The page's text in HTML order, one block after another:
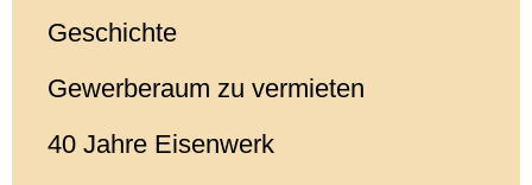
Geschichte
Gewerberaum zu vermieten
40 Jahre Eisenwerk